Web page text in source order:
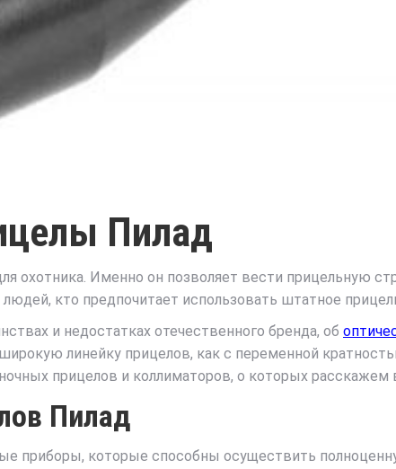
Пилад
охотника. Именно он позволяет вести прицельную
людей, кто предпочитает использовать штатное
и недостатках отечественного бренда, об
линейку прицелов, как с переменной
прицелов и коллиматоров, о которых расскажем
Пилад
приборы, которые способны осуществить